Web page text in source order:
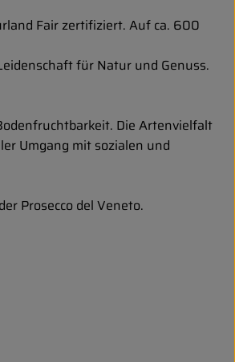
Fair zertifiziert. Auf ca. 600
für Natur und Genuss.
Die Artenvielfalt
Umgang mit sozialen und
Prosecco del Veneto.